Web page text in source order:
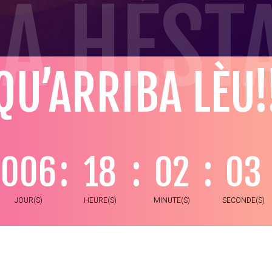
006
JOUR(S)
: 18
HEURE(S)
: 02
MINUTE(S)
: 01
SECONDE(S)